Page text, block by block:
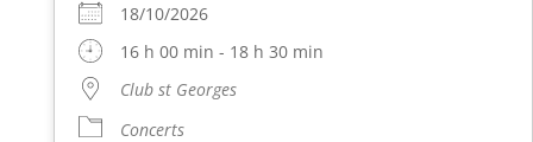
18/10/2026
16 h 00 min - 18 h 30 min
Club st Georges
Concerts